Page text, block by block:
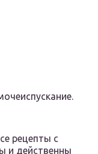
рецепты с
и действенны